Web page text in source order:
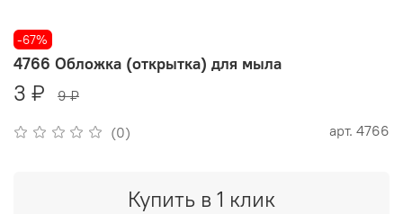
-67%
(0) арт. 4766
4766 Обложка (открытка) для мыла
3 ₽ 9 ₽
Купить в 1 клик